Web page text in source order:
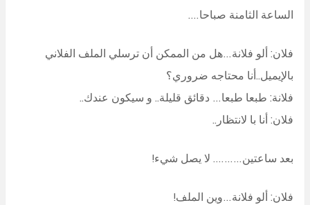
الساعة الثامنة صباحا….
فلان: ألو فلانة…هل من الممكن أن ترسلي الملف الفلاني
بالإيميل..أنا محتاجه ضروري؟
فلانة: طبعا طبعا… دقائق قليلة.. و سيكون عندك..
فلان: أنا با لانتظار..
بعد ساعتين………. لا يصل شيء!
فلان: ألو فلانة…وين الملف!